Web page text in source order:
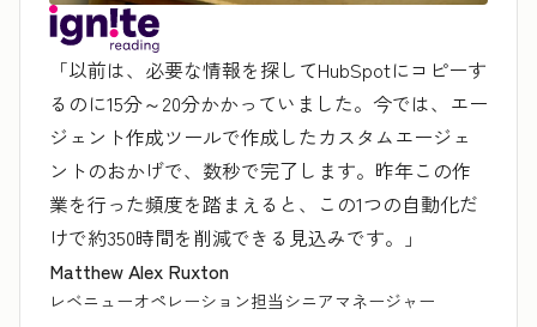
「以前は、必要な情報を探してHubSpotにコピーす
るのに15分～20分かかっていました。今では、エー
ジェント作成ツールで作成したカスタムエージェ
ントのおかげで、数秒で完了します。昨年この作
業を行った頻度を踏まえると、この1つの自動化だ
けで約350時間を削減できる見込みです。」
Matthew Alex Ruxton
レベニューオペレーション担当シニアマネージャー